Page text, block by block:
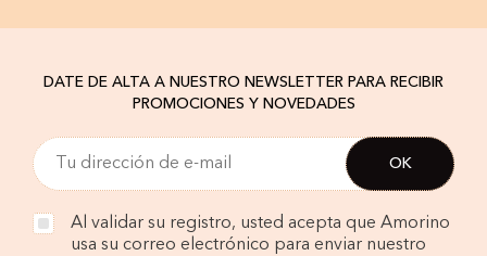
DATE DE ALTA A NUESTRO NEWSLETTER PARA RECIBIR
PROMOCIONES Y NOVEDADES
Al validar su registro, usted acepta que Amorino
usa su correo electrónico para enviar nuestro